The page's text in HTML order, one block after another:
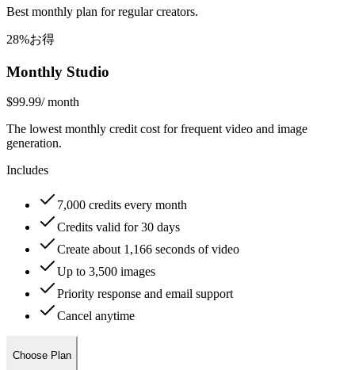
Best monthly plan for regular creators.
28%お得
Monthly Studio
$99.99/ month
The lowest monthly credit cost for frequent video and image
generation.
Includes
7,000 credits every month
Credits valid for 30 days
Create about 1,166 seconds of video
Up to 3,500 images
Priority response and email support
Cancel anytime
Choose Plan